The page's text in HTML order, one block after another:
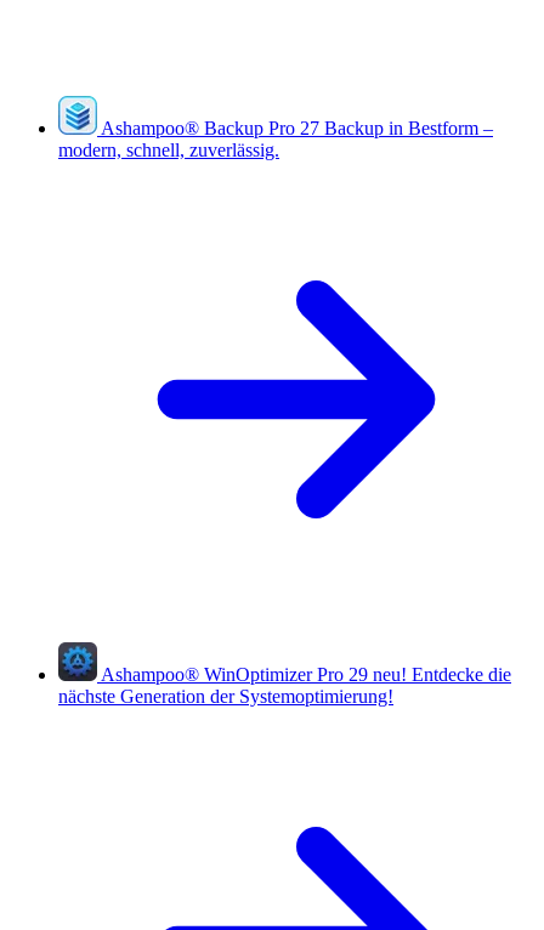
Ashampoo® Backup Pro 27 Backup in Bestform –
modern, schnell, zuverlässig.
Ashampoo® WinOptimizer Pro 29 neu! Entdecke die
nächste Generation der Systemoptimierung!